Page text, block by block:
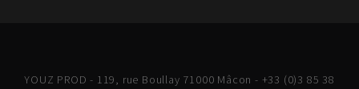
YOUZ PROD - 119, rue Boullay 71000 Mâcon - +33 (0)3 85 38